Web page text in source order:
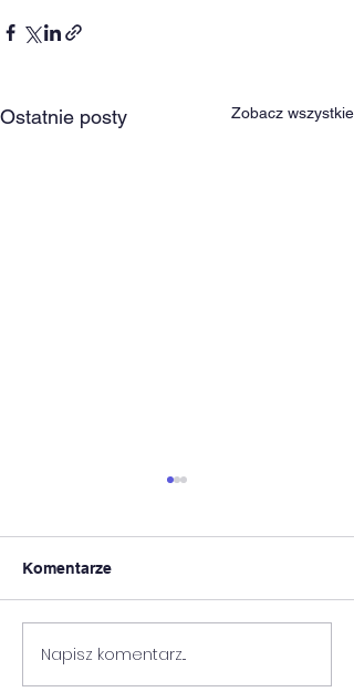
Ostatnie posty Zobacz wszystkie
URUCHOM SERCE
Komentarze
Napisz komentarz...